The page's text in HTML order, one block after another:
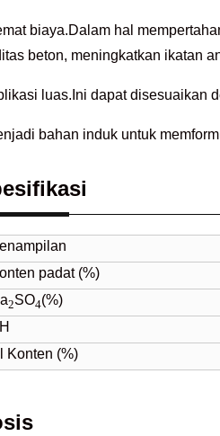
biaya.Dalam hal
beton, meningkatkan ikatan
luas.Ini dapat disesuaikan
bahan induk untuk
padat (%)
2SO4(%)
Konten (%)